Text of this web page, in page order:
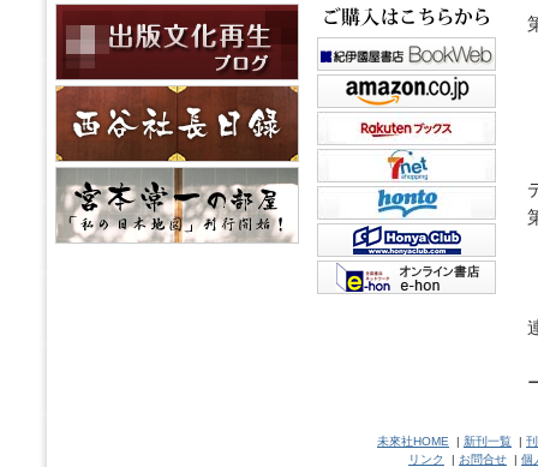
未來社HOME | 新刊一覧 |
リンク
| お問合せ | 個